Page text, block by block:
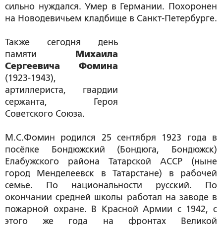
сильно нуждался. Умер в Германии. Похоронен
на Новодевичьем кладбище в Санкт-Петербурге.
Также сегодня день
памяти
Михаила
Сергеевича Фомина
(1923-1943),
артиллериста, гвардии
сержанта, Героя
Советского Союза.
М.С.Фомин родился 25 сентября 1923 года в
посёлке Бондюжский (Бондюга, Бондюжск)
Елабужского района Татарской АССР (ныне
город Менделеевск в Татарстане) в рабочей
семье. По национальности русский. По
окончании средней школы работал на заводе в
пожарной охране. В Красной Армии с 1942, с
этого же года на фронтах Великой